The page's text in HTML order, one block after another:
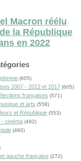
Macron réélu
la République
en 2022
(605)
2007 - 2012 et 2017 (605)
françaises (571)
et arts (558)
et République (553)
- cinéma (492)
(480)
gauche française (272)